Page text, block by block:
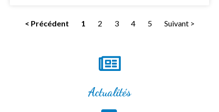
< Précédent 1 2 3 4 5 Suivant >
Actualités